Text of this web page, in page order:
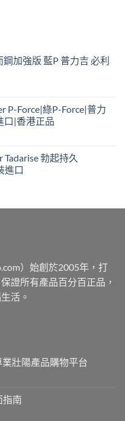
加強版 藍P 普力吉 必利
P-Force|綠P-Force|普力
口|香港正品
勃起持久
進口
）始創於2005年，打
證所有產品百分百正品，
活。
壯陽產品購物平台
指南